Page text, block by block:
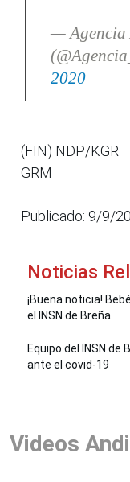
— Agencia
2020
(FIN) NDP/KGR
GRM
Publicado: 9/9/
Noticias
¡Buena noticia!
el INSN de Breña
Equipo del INSN de
ante el covid-19
Videos